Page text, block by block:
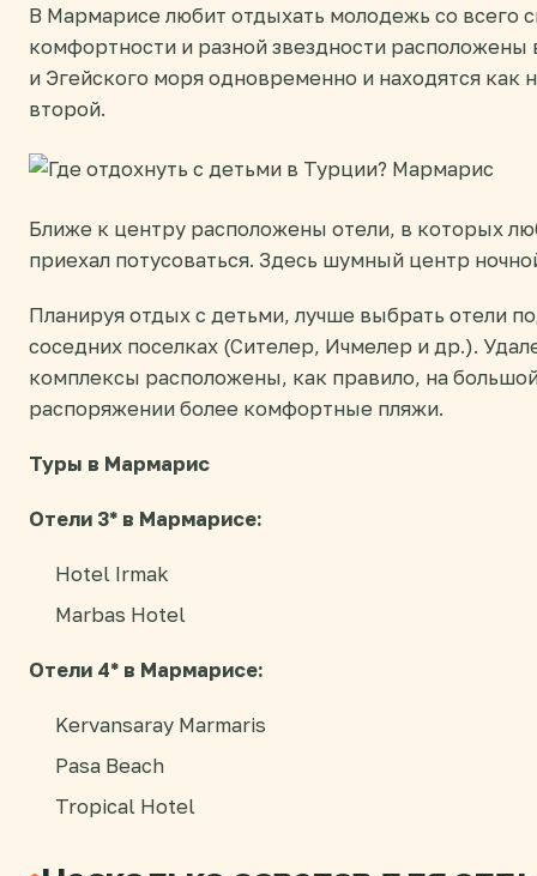
В Мармарисе любит отдыхать молодежь со всего
комфортности и разной звездности
и Эгейского моря одновременно и находятся как
второй.
Ближе к центру расположены отели, в которых
приехал потусоваться. Здесь шумный центр
Планируя отдых с детьми, лучше выбрать отели
соседних поселках (Сителер, Ичмелер и др.).
комплексы расположены, как правило, на
распоряжении более комфортные пляжи.
Туры в Мармарис
Отели 3* в Мармарисе:
Hotel Irmak
Marbas Hotel
Отели 4* в Мармарисе:
Kervansaray Marmaris
Pasa Beach
Tropical Hotel